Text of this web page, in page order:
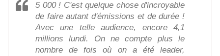
5 000 ! C'est quelque chose d'incroyable
de faire autant d'émissions et de durée !
Avec une telle audience, encore 4,1
millions lundi. On ne compte plus le
nombre de fois où on a été leader,